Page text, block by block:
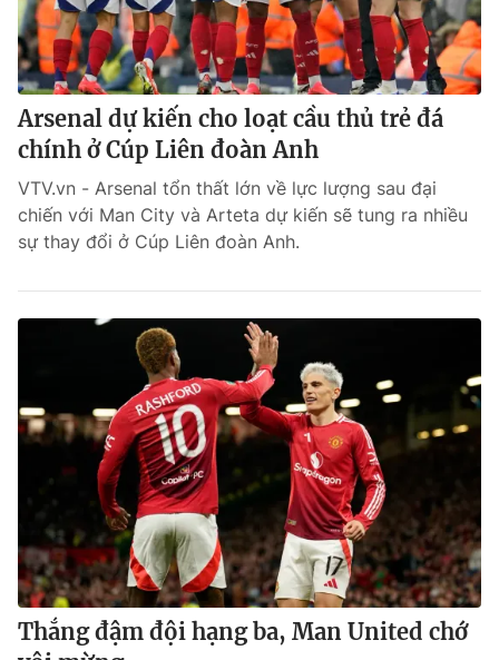
Arsenal dự kiến cho loạt cầu thủ trẻ đá
chính ở Cúp Liên đoàn Anh
VTV.vn - Arsenal tổn thất lớn về lực lượng sau đại
chiến với Man City và Arteta dự kiến sẽ tung ra nhiều
sự thay đổi ở Cúp Liên đoàn Anh.
Thắng đậm đội hạng ba, Man United chớ